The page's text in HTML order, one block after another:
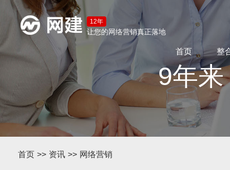
12年
让您的网络营销真正落地
首页 整
9年
首页 >> 资讯 >> 网络营销